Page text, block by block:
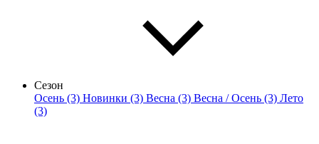
Сезон
Осень (3) Новинки (3) Весна (3) Весна / Осень (3) Лето
(3)